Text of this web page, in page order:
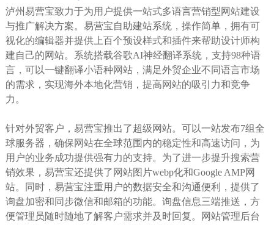
泸州易营宝致力于为用户提供一站式多语言营销型网站建设
与推广解决方案。易营宝自助建站系统，操作简单，拥有可
视化的编辑器并提供上百个预设样式和插件来帮助设计师构
建自己的网站。系统搭载谷歌AI神经翻译系统，支持98种语
言，可以一键翻译小语种网站，满足外贸企业不同语言市场
的需求，实现海外本地化营销，提高网站的吸引力和竞争
力。
针对外贸客户，易营宝推出了超级网站。可以一站发布7组全
球服务器，确保网站在全球范围内的稳定性和高速访问，为
用户的业务成功提供强有力的支持。为了进一步提升搜索营
销效果，易营宝还提供了网站图片webp化和Google AMP网
站。同时，易营宝注重用户的数据安全和沟通便利，提供了
询盘加密和同步微信和邮箱的功能。询盘信息三端推送，方
便管理员随时随地了解客户需求并及时回复。网站管理后台